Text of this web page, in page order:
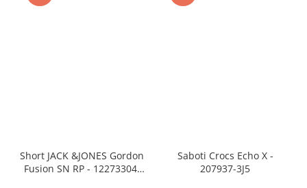
Short JACK &JONES Gordon
Fusion SN RP - 12273304-
Saboti Crocs Echo X -
207937-3J5